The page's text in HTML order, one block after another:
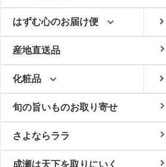
はずむ心のお届け便
産地直送品
化粧品
旬の旨いものお取り寄せ
さよならララ
成瀬は天下を取りにいく